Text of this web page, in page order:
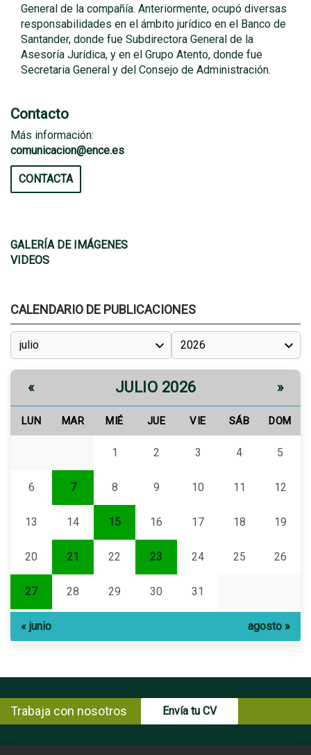
General de la compañía. Anteriormente, ocupó diversas
responsabilidades en el ámbito jurídico en el Banco de
Santander, donde fue Subdirectora General de la
Asesoría Jurídica, y en el Grupo Atento, donde fue
Secretaria General y del Consejo de Administración.
Contacto
Más información:
comunicacion@ence.es
CONTACTA
GALERÍA DE IMÁGENES
VIDEOS
CALENDARIO DE PUBLICACIONES
« JULIO 2026 »
LUN MAR MIÉ JUE VIE SÁB DOM
1 2 3 4 5
6 7 8 9 10 11 12
13 14 15 16 17 18 19
20 21 22 23 24 25 26
27 28 29 30 31
« junio agosto »
Trabaja con nosotros Envía tu CV